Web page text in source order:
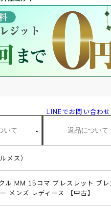
LINEでお問い合わせ
いて 返品について
メス）
ル MM 15コマ ブレスレット ブレ
メンズ レディース 【中古】